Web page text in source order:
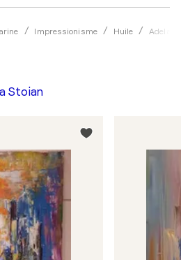
Impressionisme Huile Adela
Stoian